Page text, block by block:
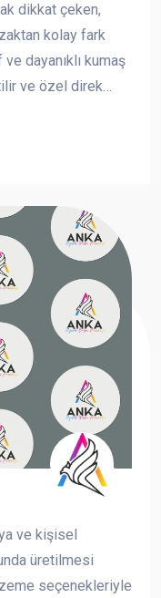
dikkat çeken,
kolay fark
dayanıklı kumaş
ve özel direk
ve kişisel
üretilmesi
seçenekleriyle